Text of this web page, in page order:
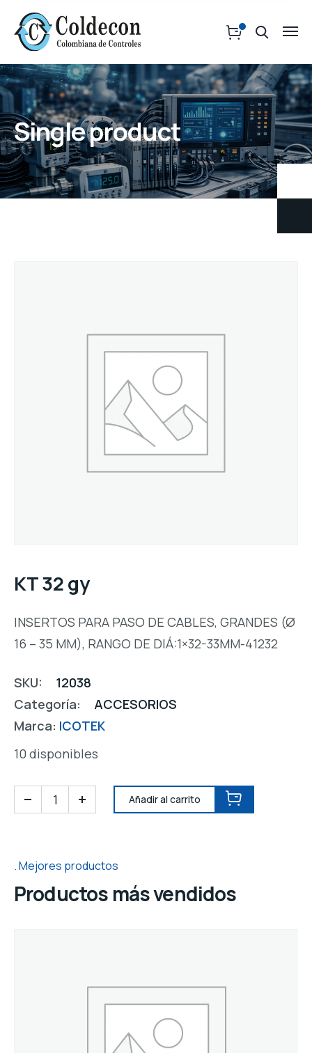
Single product
KT 32 gy
INSERTOS PARA PASO DE CABLES, GRANDES (Ø
16 – 35 MM), RANGO DE DIÁ:1×32-33MM-41232
SKU:
12038
Categoría:
ACCESORIOS
Marca: ICOTEK
10 disponibles
Añadir al carrito
Mejores productos
Productos más vendidos